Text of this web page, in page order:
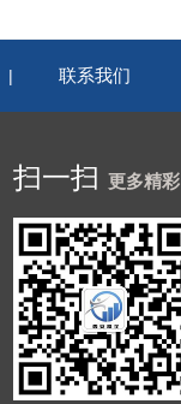
| 联系我们
扫一扫 更多精彩